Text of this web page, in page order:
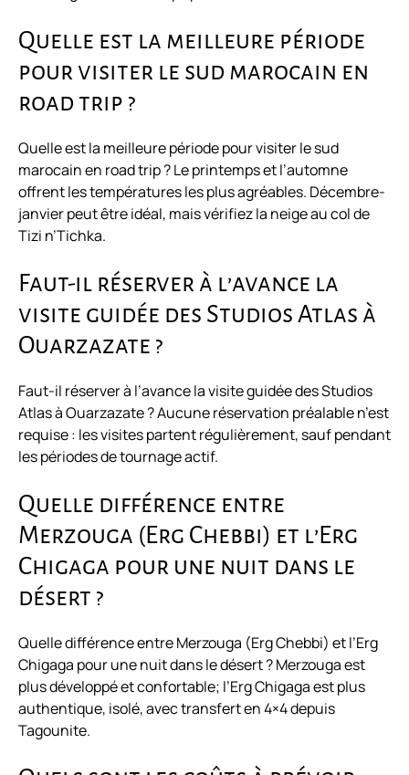
Quelle est la meilleure période
pour visiter le sud marocain en
road trip ?
Quelle est la meilleure période pour visiter le sud
marocain en road trip ? Le printemps et l’automne
offrent les températures les plus agréables. Décembre-
janvier peut être idéal, mais vérifiez la neige au col de
Tizi n’Tichka.
Faut-il réserver à l’avance la
visite guidée des Studios Atlas à
Ouarzazate ?
Faut-il réserver à l’avance la visite guidée des Studios
Atlas à Ouarzazate ? Aucune réservation préalable n’est
requise : les visites partent régulièrement, sauf pendant
les périodes de tournage actif.
Quelle différence entre
Merzouga (Erg Chebbi) et l’Erg
Chigaga pour une nuit dans le
désert ?
Quelle différence entre Merzouga (Erg Chebbi) et l’Erg
Chigaga pour une nuit dans le désert ? Merzouga est
plus développé et confortable; l’Erg Chigaga est plus
authentique, isolé, avec transfert en 4×4 depuis
Tagounite.